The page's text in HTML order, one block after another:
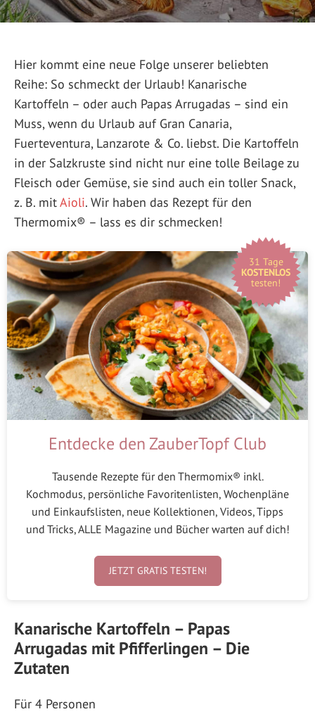
Hier kommt eine neue Folge unserer beliebten
Reihe: So schmeckt der Urlaub! Kanarische
Kartoffeln – oder auch Papas Arrugadas – sind ein
Muss, wenn du Urlaub auf Gran Canaria,
Fuerteventura, Lanzarote & Co. liebst. Die Kartoffeln
in der Salzkruste sind nicht nur eine tolle Beilage zu
Fleisch oder Gemüse, sie sind auch ein toller Snack,
z. B. mitAioli. Wir haben das Rezept für den
Thermomix® – lass es dir schmecken!
31 Tage
KOSTENLOS
testen!
Entdecke den ZauberTopf Club
Tausende Rezepte für den Thermomix® inkl.
Kochmodus, persönliche Favoritenlisten, Wochenpläne
und Einkaufslisten, neue Kollektionen, Videos, Tipps
und Tricks, ALLE Magazine und Bücher warten auf dich!
JETZT GRATIS TESTEN!
Kanarische Kartoffeln – Papas
Arrugadas mit Pfifferlingen – Die
Zutaten
Für 4 Personen